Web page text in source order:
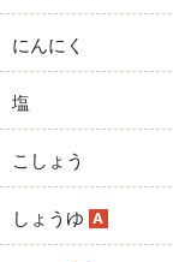
にんにく
塩
こしょう
しょうゆ A